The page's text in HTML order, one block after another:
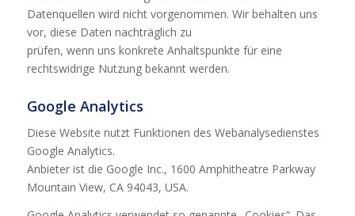
Datenquellen wird nicht vorgenommen. Wir behalten uns
vor, diese Daten nachträglich zu
prüfen, wenn uns konkrete Anhaltspunkte für eine
rechtswidrige Nutzung bekannt werden.
Google Analytics
Diese Website nutzt Funktionen des Webanalysedienstes
Google Analytics.
Anbieter ist die Google Inc., 1600 Amphitheatre Parkway
Mountain View, CA 94043, USA.